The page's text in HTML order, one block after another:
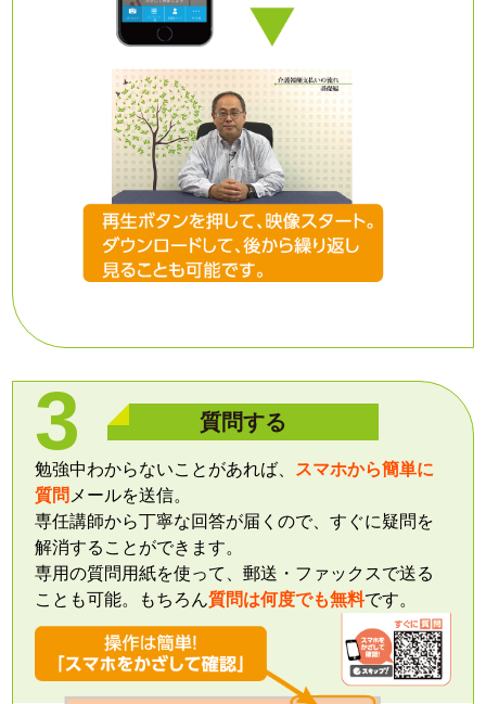
質問する
勉強中わからないことがあれば、
スマホから簡単に
質問 メールを送信。
専任講師から丁寧な回答が届くので、すぐに疑問を
解消することができます。
専用の質問用紙を使って、郵送・ファックスで送る
ことも可能。もちろん質問は何度でも無料です。